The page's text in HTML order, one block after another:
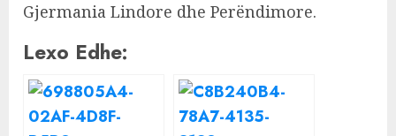
Gjermania Lindore dhe Perëndimore.
Lexo Edhe: